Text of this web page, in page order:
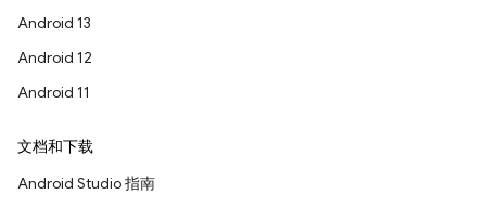
Android 13
Android 12
Android 11
文档和下载
Android Studio 指南